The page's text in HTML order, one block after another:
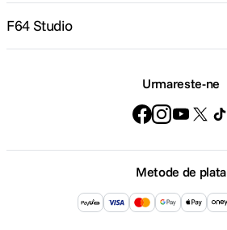
F64 Studio
Urmareste-ne
Metode de plata